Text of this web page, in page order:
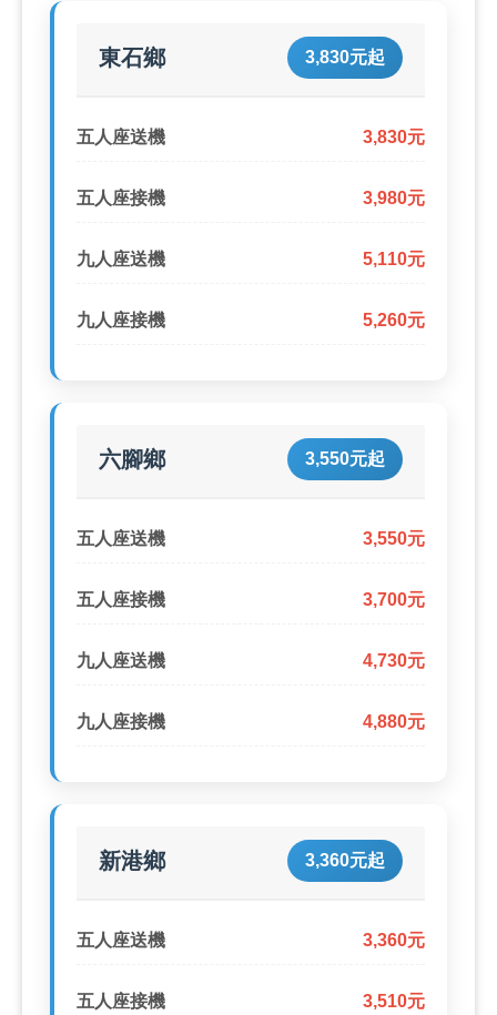
東石鄉 3,830元起
五人座送機 3,830元
五人座接機 3,980元
九人座送機 5,110元
九人座接機 5,260元
六腳鄉 3,550元起
五人座送機 3,550元
五人座接機 3,700元
九人座送機 4,730元
九人座接機 4,880元
新港鄉 3,360元起
五人座送機 3,360元
五人座接機 3,510元